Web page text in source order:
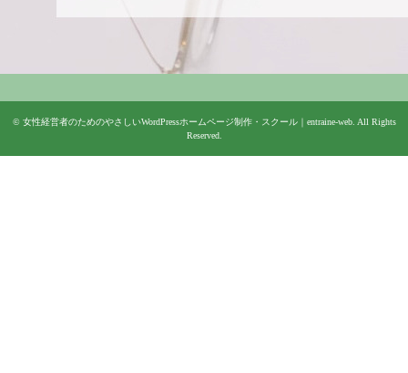
© 女性経営者のためのやさしいWordPressホームページ制作・スクール｜entraine-web. All Rights
Reserved.